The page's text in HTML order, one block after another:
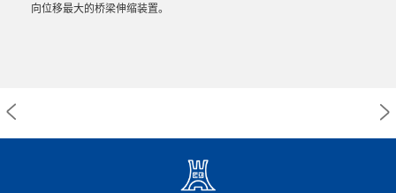
 
向位移最大的桥梁伸缩装置。